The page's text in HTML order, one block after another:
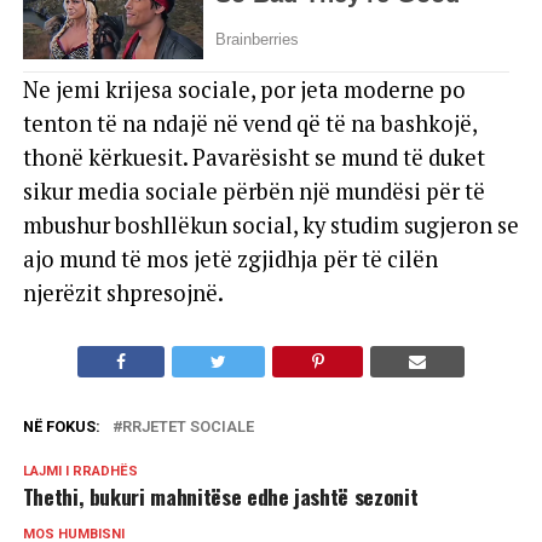
Ne jemi krijesa sociale, por jeta moderne po
tenton të na ndajë në vend që të na bashkojë,
thonë kërkuesit. Pavarësisht se mund të duket
sikur media sociale përbën një mundësi për të
mbushur boshllëkun social, ky studim sugjeron se
ajo mund të mos jetë zgjidhja për të cilën
njerëzit shpresojnë.
NË FOKUS: RRJETET SOCIALE
LAJMI I RRADHËS
Thethi, bukuri mahnitëse edhe jashtë sezonit
MOS HUMBISNI